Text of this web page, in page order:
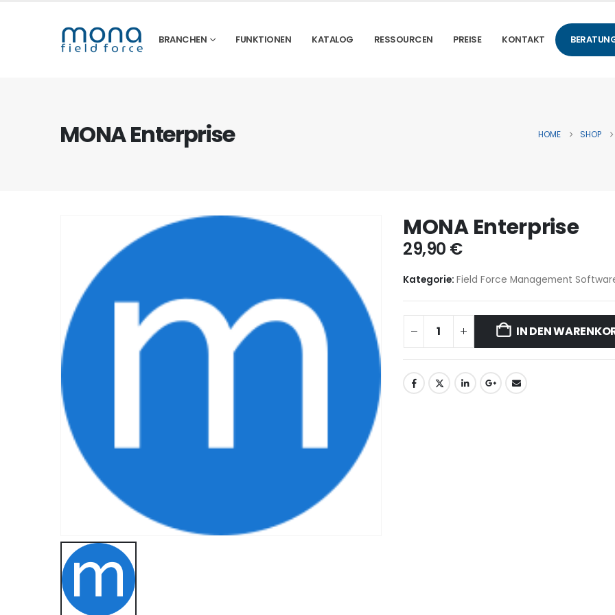
BRANCHEN FUNKTIONEN KATALOG RESSOURCEN PREISE KONTAKT
MONA Enterprise HOME SHOP
MONA Enterprise
29,90 €
Kategorie: Field Force Management
IN DEN